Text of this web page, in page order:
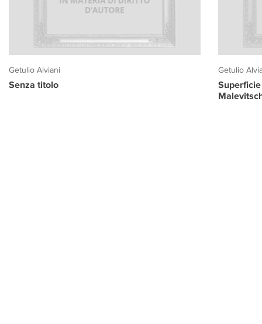
Getulio Alviani
Senza titolo
Getulio